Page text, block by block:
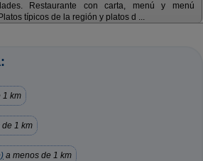
Restaurante con carta, menú y menú
típicos de la región y platos d ...
1 km
1 km
a menos de 1 km